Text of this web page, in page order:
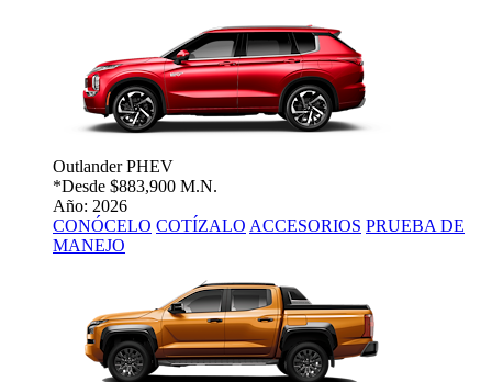
Outlander PHEV
*Desde $883,900 M.N.
Año: 2026
CONÓCELO COTÍZALO ACCESORIOS PRUEBA DE
MANEJO